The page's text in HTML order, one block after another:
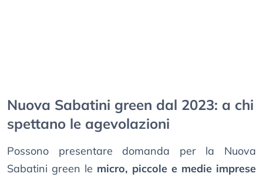
Nuova Sabatini green dal 2023: a chi
spettano le agevolazioni
Possono presentare domanda per la Nuova
Sabatini green le micro, piccole e medie imprese